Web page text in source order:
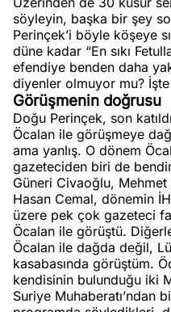
söyleyin, başka bir şey
Perinçek’i böyle köşeye
düne kadar “En sıkı
efendiye benden daha
diyenler olmuyor mu?
Görüşmenin doğrusu
Doğu Perinçek, son
Öcalan ile görüşmeye
ama yanlış. O dönem
gazeteciden biri de
Güneri Civaoğlu,
Hasan Cemal, dönemin
üzere pek çok gazeteci
Öcalan ile görüştü.
Öcalan ile dağda değil,
kasabasında görüştüm.
kendisinin bulunduğu iki
Suriye Muhaberatı’ndan